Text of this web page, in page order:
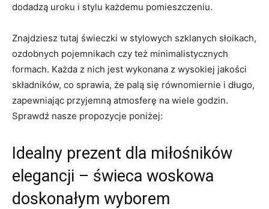
dodadzą uroku‌ i stylu⁢ każdemu pomieszczeniu.
Znajdziesz tutaj⁣ świeczki w ⁣stylowych⁤ szklanych‌ słoikach,
ozdobnych pojemnikach ​czy też minimalistycznych
⁣formach. Każda‍ z nich jest wykonana z wysokiej jakości
składników, ​co sprawia, że palą się równomiernie i długo,‌
zapewniając⁢ przyjemną atmosferę na wiele godzin.
‍Sprawdź ⁤nasze ⁣propozycje poniżej:
Idealny prezent dla miłośników
elegancji – świeca woskowa
doskonałym wyborem